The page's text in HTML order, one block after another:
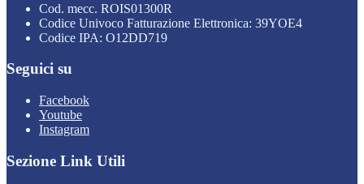
Cod. mecc. ROIS01300R
Codice Univoco Fatturazione Elettronica: 39YOE4
Codice IPA: O12DD719
Seguici su
Facebook
Youtube
Instagram
Sezione Link Utili